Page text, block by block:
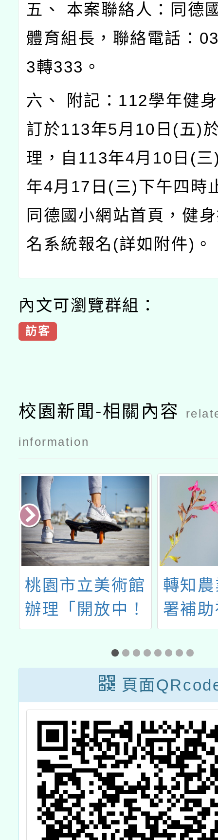
五、 本案聯絡人：同德
體育組長，聯絡電話：
3轉333。
六、 附記：112學年健
訂於113年5月10日(五)
理，自113年4月10日(
年4月17日(三)下午四時
同德國小網站首頁，健
名系統報名(詳如附件)。
內文可瀏覽群組：
訪客
校園新聞-相關內容
information
轉知農業部農糧
署補助社團法人
大享食育協會辦
理「一口菜的旅
程-蔬菜供應鏈小
旅行（第2
場）」產地見學
活動
轉知
限公
水利
「節
遊
頁面